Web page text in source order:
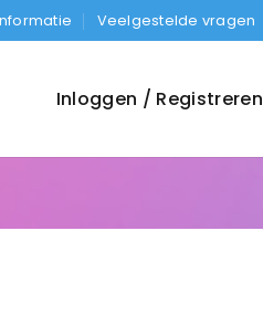
Veelgestelde vragen
Inloggen / Registreren